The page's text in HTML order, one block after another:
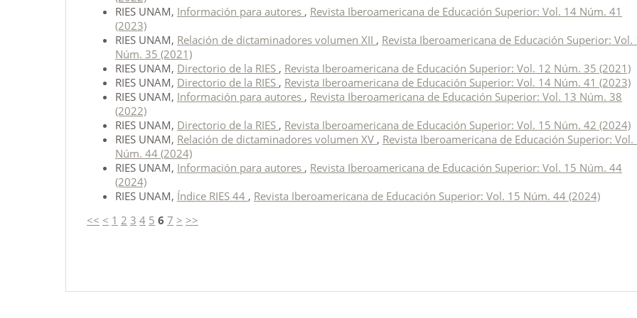
RIES UNAM, Información para autores , Revista Iberoamericana de Educación Superior: Vol. 14 Núm. 41
(2023)
RIES UNAM, Relación de dictaminadores volumen XII , Revista Iberoamericana de Educación Superior: Vol.
Núm. 35 (2021)
RIES UNAM, Directorio de la RIES , Revista Iberoamericana de Educación Superior: Vol. 12 Núm. 35 (2021)
RIES UNAM, Directorio de la RIES , Revista Iberoamericana de Educación Superior: Vol. 14 Núm. 41 (2023)
RIES UNAM, Información para autores , Revista Iberoamericana de Educación Superior: Vol. 13 Núm. 38
(2022)
RIES UNAM, Directorio de la RIES , Revista Iberoamericana de Educación Superior: Vol. 15 Núm. 42 (2024)
RIES UNAM, Relación de dictaminadores volumen XV , Revista Iberoamericana de Educación Superior: Vol.
Núm. 44 (2024)
RIES UNAM, Información para autores , Revista Iberoamericana de Educación Superior: Vol. 15 Núm. 44
(2024)
RIES UNAM, Índice RIES 44 , Revista Iberoamericana de Educación Superior: Vol. 15 Núm. 44 (2024)
<< < 1 2 3 4 5 6 7 > >>